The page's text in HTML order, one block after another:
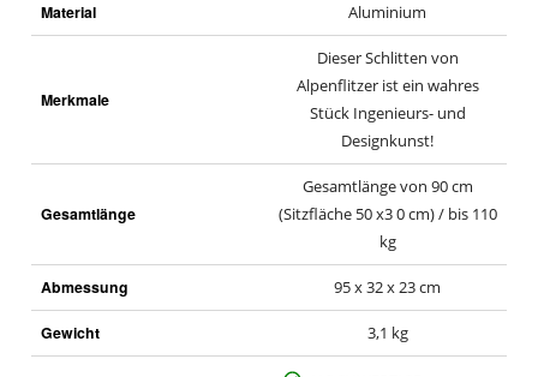
Material Aluminium
Merkmale
Dieser Schlitten von
Alpenflitzer ist ein wahres
Stück Ingenieurs- und
Designkunst!
Gesamtlänge
Gesamtlänge von 90 cm
(Sitzfläche 50 x3 0 cm) / bis 110
kg
Abmessung 95 x 32 x 23 cm
Gewicht 3,1 kg